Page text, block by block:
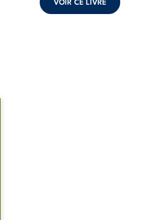
VOIR CE LIVRE